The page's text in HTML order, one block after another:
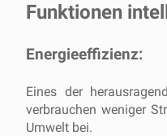
Funktionen
Energieeffizienz:
Eines der
verbrauchen weniger
Umwelt bei.